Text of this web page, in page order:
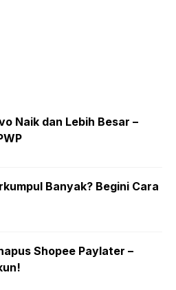
Naik dan Lebih Besar –
Banyak? Begini Cara
Shopee Paylater –